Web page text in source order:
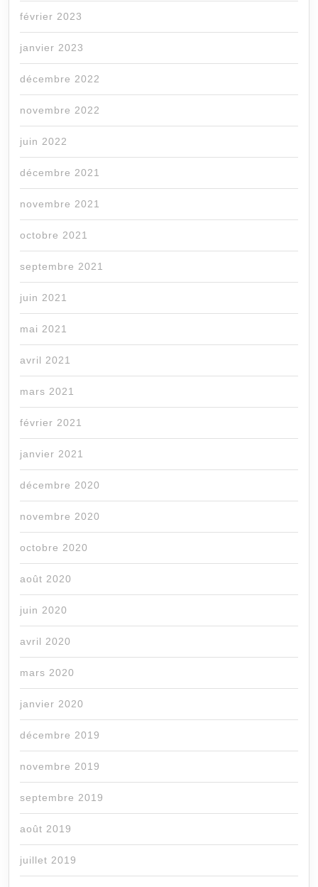
février 2023
janvier 2023
décembre 2022
novembre 2022
juin 2022
décembre 2021
novembre 2021
octobre 2021
septembre 2021
juin 2021
mai 2021
avril 2021
mars 2021
février 2021
janvier 2021
décembre 2020
novembre 2020
octobre 2020
août 2020
juin 2020
avril 2020
mars 2020
janvier 2020
décembre 2019
novembre 2019
septembre 2019
août 2019
juillet 2019